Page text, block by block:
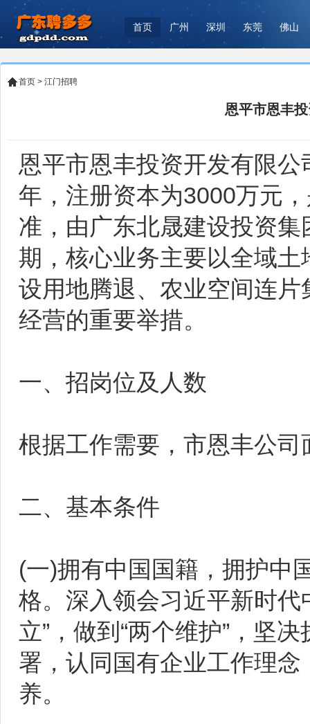
首页 广州 深圳 东莞 佛山
首页 > 江门招聘
恩平市恩丰
恩平市恩丰投资开发有限公
年，注册资本为3000万元
准，由广东北晟建设投资
期，核心业务主要以全域
设用地腾退、农业空间连
经营的重要举措。
一、招岗位及人数
根据工作需要，市恩丰公
二、基本条件
(一)拥有中国国籍，拥护中
格。深入领会习近平新时
立”，做到“两个维护”，坚
署，认同国有企业工作理
养。